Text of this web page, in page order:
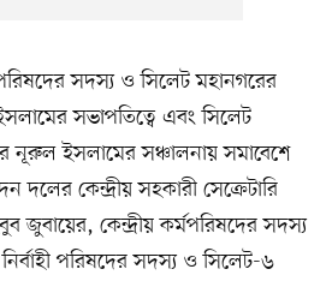
সদস্য ও সিলেট মহানগরের
সভাপতিত্বে এবং সিলেট
নূরুল ইসলামের সঞ্চালনায় সমাবেশে
দলের কেন্দ্রীয় সহকারী সেক্রেটারি
জুবায়ের, কেন্দ্রীয় কর্মপরিষদের সদস্য
পরিষদের সদস্য ও সিলেট-৬